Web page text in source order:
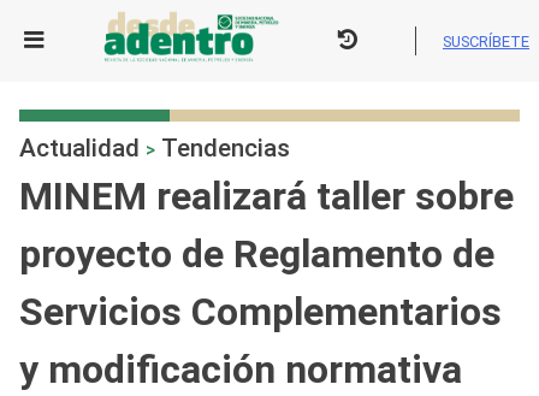
SUSCRÍBETE
Actualidad > Tendencias
MINEM realizará taller sobre
proyecto de Reglamento de
Servicios Complementarios
y modificación normativa